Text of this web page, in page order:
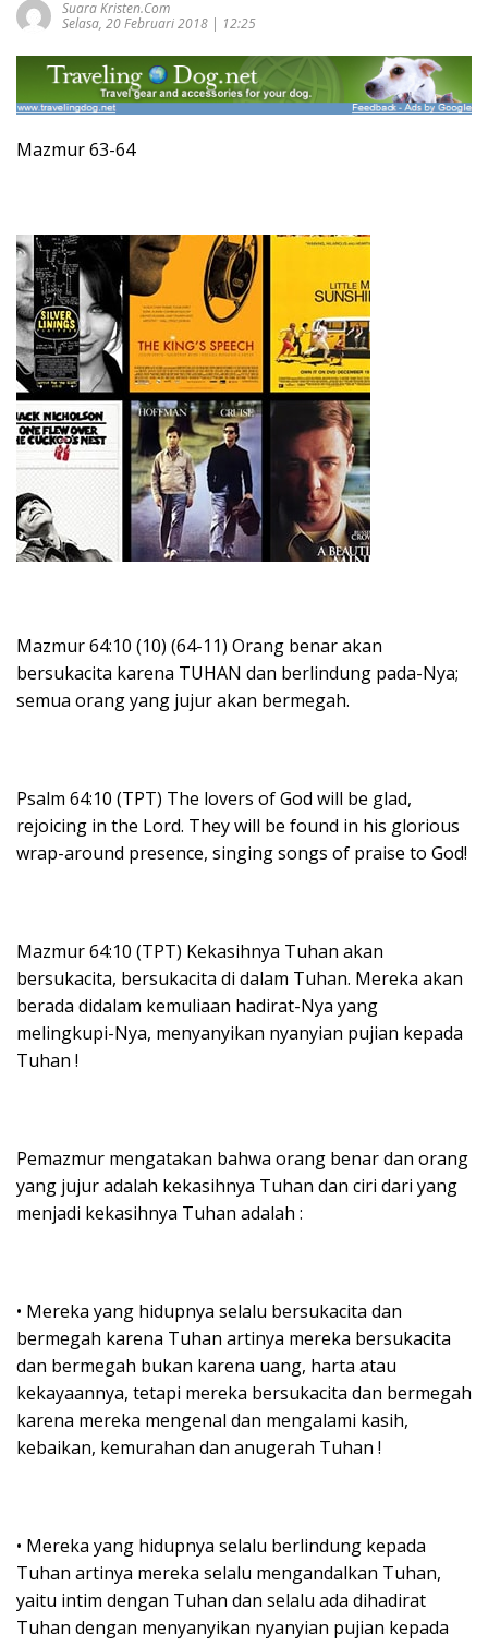
Suara Kristen.com
Selasa, 20 Februari 2018 | 12:25
Mazmur 63-64
Mazmur 64:10 (10) (64-11) Orang benar akan
bersukacita karena TUHAN dan berlindung pada-Nya;
semua orang yang jujur akan bermegah.
Psalm 64:10 (TPT) The lovers of God will be glad,
rejoicing in the Lord. They will be found in his glorious
wrap-around presence, singing songs of praise to God!
Mazmur 64:10 (TPT) Kekasihnya Tuhan akan
bersukacita, bersukacita di dalam Tuhan. Mereka akan
berada didalam kemuliaan hadirat-Nya yang
melingkupi-Nya, menyanyikan nyanyian pujian kepada
Tuhan !
Pemazmur mengatakan bahwa orang benar dan orang
yang jujur adalah kekasihnya Tuhan dan ciri dari yang
menjadi kekasihnya Tuhan adalah :
• Mereka yang hidupnya selalu bersukacita dan
bermegah karena Tuhan artinya mereka bersukacita
dan bermegah bukan karena uang, harta atau
kekayaannya, tetapi mereka bersukacita dan bermegah
karena mereka mengenal dan mengalami kasih,
kebaikan, kemurahan dan anugerah Tuhan !
• Mereka yang hidupnya selalu berlindung kepada
Tuhan artinya mereka selalu mengandalkan Tuhan,
yaitu intim dengan Tuhan dan selalu ada dihadirat
Tuhan dengan menyanyikan nyanyian pujian kepada